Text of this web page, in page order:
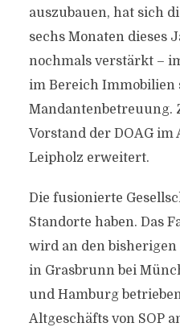
auszubauen, hat sich
sechs Monaten dieses
nochmals verstärkt –
im Bereich Immobilien
Mandantenbetreuung.
Vorstand der DOAG
Leipholz erweitert.
Die fusionierte
Standorte haben. Das
wird an den bisherigen
in Grasbrunn bei
und Hamburg
Altgeschäfts von SOP